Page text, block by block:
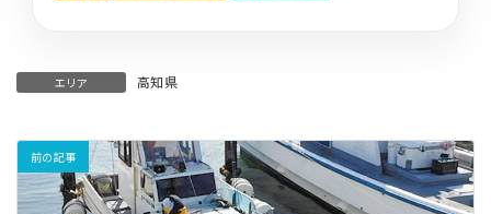
エリア 高知県
前の記事